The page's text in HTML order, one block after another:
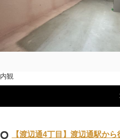
内観
【渡辺通4丁目】渡辺通駅か